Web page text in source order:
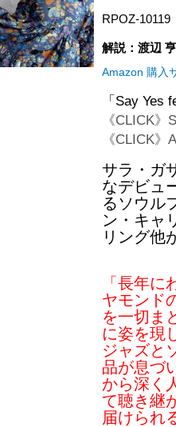
RPOZ-
解説：渡辺 亨
Amazon 購入
「Say Yes
《CLICK》
《CLICK》
サラ・ガ
なデビュ
るソウル
ン・キャ
リング他
「長年
ヤモンド
を一切ま
に姿を現
ジャズと
品が息づ
から深く
て聴き継
届けら